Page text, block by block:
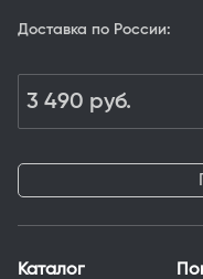
Доставка по России:
3 490 руб.
Каталог